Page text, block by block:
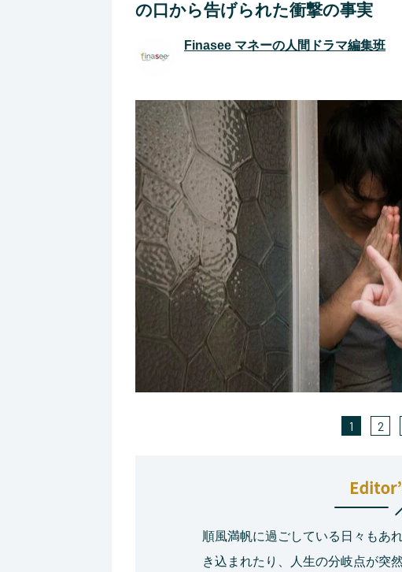
の口から告げられた衝撃の事実
Finasee マネーの人間ドラマ編集班
1 2
順風満帆に過ごしている日々もあ
き込まれたり、人生の分岐点が突